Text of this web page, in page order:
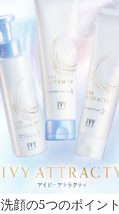
洗顔の5つのポイント